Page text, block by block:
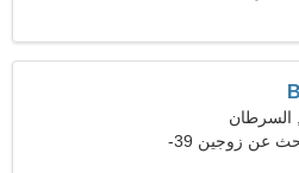
امرأة تبحث عن زوجين 39-